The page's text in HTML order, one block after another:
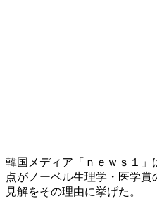
韓国メディア「ｎｅｗｓ１
点がノーベル生理学・医学
見解をその理由に挙げた。